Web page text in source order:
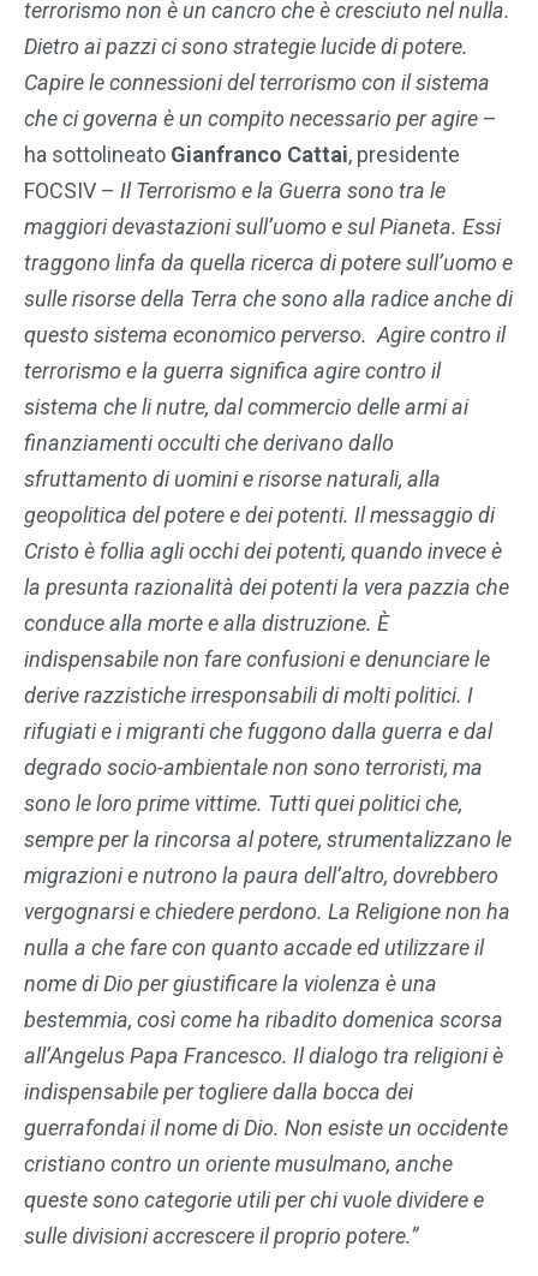
terrorismo non è un cancro che è cresciuto nel nulla.
Dietro ai pazzi ci sono strategie lucide di potere.
Capire le connessioni del terrorismo con il sistema
che ci governa è un compito necessario per agire –
ha sottolineato Gianfranco Cattai, presidente
FOCSIV – Il Terrorismo e la Guerra sono tra le
maggiori devastazioni sull’uomo e sul Pianeta. Essi
traggono linfa da quella ricerca di potere sull’uomo e
sulle risorse della Terra che sono alla radice anche di
questo sistema economico perverso. Agire contro il
terrorismo e la guerra significa agire contro il
sistema che li nutre, dal commercio delle armi ai
finanziamenti occulti che derivano dallo
sfruttamento di uomini e risorse naturali, alla
geopolitica del potere e dei potenti. Il messaggio di
Cristo è follia agli occhi dei potenti, quando invece è
la presunta razionalità dei potenti la vera pazzia che
conduce alla morte e alla distruzione. È
indispensabile non fare confusioni e denunciare le
derive razzistiche irresponsabili di molti politici. I
rifugiati e i migranti che fuggono dalla guerra e dal
degrado socio-ambientale non sono terroristi, ma
sono le loro prime vittime. Tutti quei politici che,
sempre per la rincorsa al potere, strumentalizzano le
migrazioni e nutrono la paura dell’altro, dovrebbero
vergognarsi e chiedere perdono. La Religione non ha
nulla a che fare con quanto accade ed utilizzare il
nome di Dio per giustificare la violenza è una
bestemmia, così come ha ribadito domenica scorsa
all’Angelus Papa Francesco. Il dialogo tra religioni è
indispensabile per togliere dalla bocca dei
guerrafondai il nome di Dio. Non esiste un occidente
cristiano contro un oriente musulmano, anche
queste sono categorie utili per chi vuole dividere e
sulle divisioni accrescere il proprio potere.”